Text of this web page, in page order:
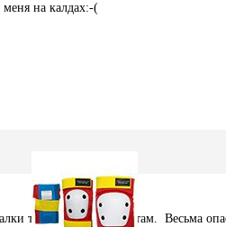
на калдах:-(
торчащие то тут то там. Весьма